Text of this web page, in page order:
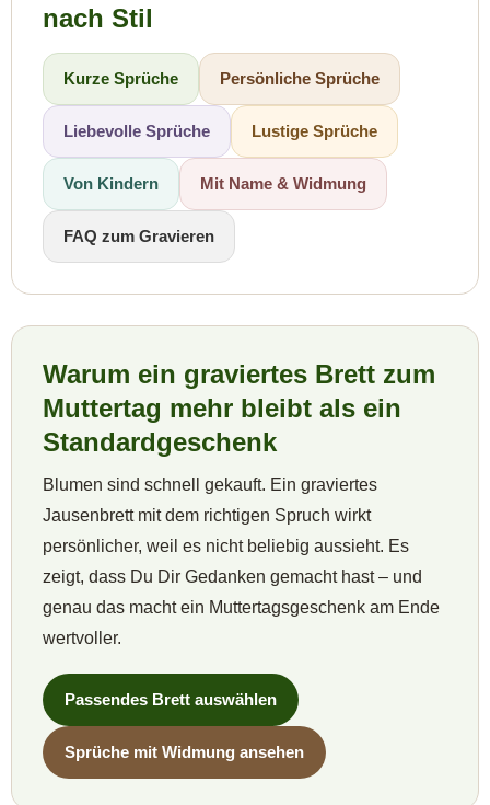
nach Stil
Kurze Sprüche Persönliche Sprüche
Liebevolle Sprüche Lustige Sprüche
Von Kindern Mit Name & Widmung
FAQ zum Gravieren
Warum ein graviertes Brett zum
Muttertag mehr bleibt als ein
Standardgeschenk
Blumen sind schnell gekauft. Ein graviertes
Jausenbrett mit dem richtigen Spruch wirkt
persönlicher, weil es nicht beliebig aussieht. Es
zeigt, dass Du Dir Gedanken gemacht hast – und
genau das macht ein Muttertagsgeschenk am Ende
wertvoller.
Passendes Brett auswählen
Sprüche mit Widmung ansehen